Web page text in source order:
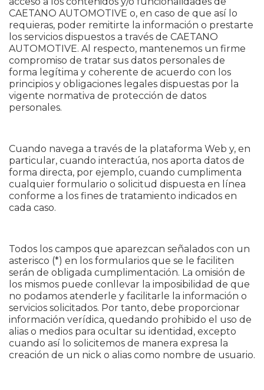
CAETANO AUTOMOTIVE o, en caso de que así lo
requieras, poder remitirte la información o prestarte
los servicios dispuestos a través de CAETANO
AUTOMOTIVE. Al respecto, mantenemos un firme
compromiso de tratar sus datos personales de
forma legítima y coherente de acuerdo con los
principios y obligaciones legales dispuestas por la
vigente normativa de protección de datos
personales.
Cuando navega a través de la plataforma Web y, en
particular, cuando interactúa, nos aporta datos de
forma directa, por ejemplo, cuando cumplimenta
cualquier formulario o solicitud dispuesta en línea
conforme a los fines de tratamiento indicados en
cada caso.
Todos los campos que aparezcan señalados con un
asterisco (*) en los formularios que se le faciliten
serán de obligada cumplimentación. La omisión de
los mismos puede conllevar la imposibilidad de que
no podamos atenderle y facilitarle la información o
servicios solicitados. Por tanto, debe proporcionar
información verídica, quedando prohibido el uso de
alias o medios para ocultar su identidad, excepto
cuando así lo solicitemos de manera expresa la
creación de un nick o alias como nombre de usuario.